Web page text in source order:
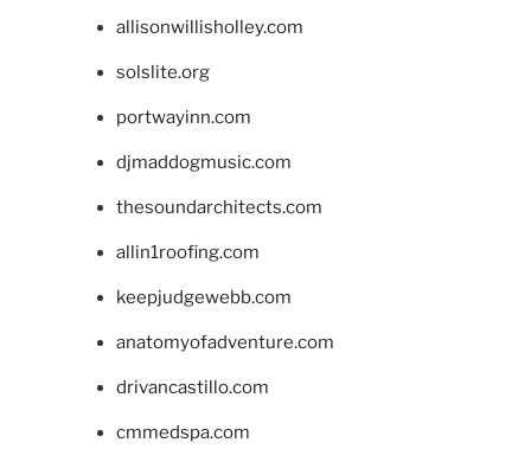
allisonwillisholley.com
solslite.org
portwayinn.com
djmaddogmusic.com
thesoundarchitects.com
allin1roofing.com
keepjudgewebb.com
anatomyofadventure.com
drivancastillo.com
cmmedspa.com